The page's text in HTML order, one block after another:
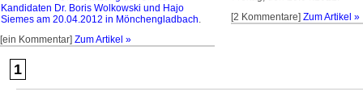
Kandidaten Dr. Boris Wolkowski und Hajo
Siemes am 20.04.2012 in Mönchengladbach.
[ein Kommentar] Zum Artikel »
[2 Kommentare] Zum Artikel »
1